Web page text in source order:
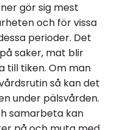
gör sig mest
och för vissa
perioder. Det
saker, mat blir
till tiken. Om man
så kan det
under pälsvården.
samarbeta kan